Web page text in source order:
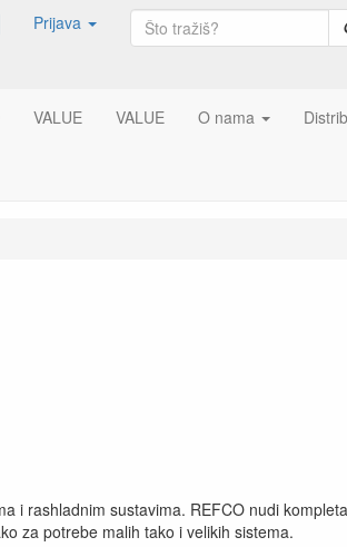
Prijava
VALUE VALUE O nama
i rashladnim sustavima. REFCO nudi
za potrebe malih tako i velikih sistema.